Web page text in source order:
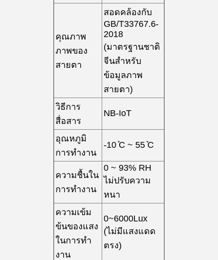
คุณภาพ
ภาพของ
สายตา
สอดคล้องกับ
GB/T33767.6-
2018
(มาตรฐานชาติ
จีนสําหรับ
ข้อมูลภาพ
สายตา)
วิธีการ
สื่อสาร
NB-IoT
อุณหภูมิ
การทํางาน
-10 ̊C ~ 55 ̊C
ความชื้นใน
การทํางาน
0 ~ 93% RH
ไม่ปรับความ
หนา
ความเข้ม
ข้นของแสง
ในการทํา
งาน
0~6000Lux
(ไม่มีแสงแดด
ตรง)